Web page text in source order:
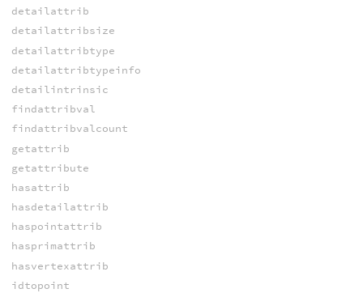
detailattrib
detailattribsize
detailattribtype
detailattribtypeinfo
detailintrinsic
findattribval
findattribvalcount
getattrib
getattribute
hasattrib
hasdetailattrib
haspointattrib
hasprimattrib
hasvertexattrib
idtopoint